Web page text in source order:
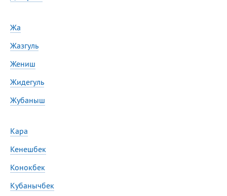
Жа
Жазгуль
Жениш
Жидегуль
Жубаныш
Кара
Кенешбек
Конокбек
Кубанычбек